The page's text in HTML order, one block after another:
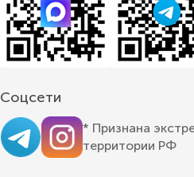
Соцсети
* Признана
территории РФ